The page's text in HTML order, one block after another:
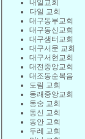
내일교회
다일 교회
대구동부교회
대구동신교회
대구샘터교회
대구서문 교회
대구서현교회
대전중앙교회
대조동순복음
도림 교회
동래중앙교회
동숭 교회
동신 교회
동안 교회
두레 교회